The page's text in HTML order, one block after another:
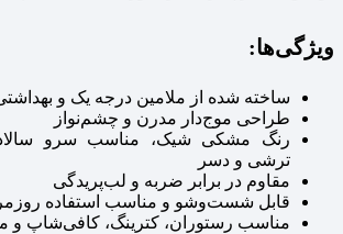
ویژگی‌ها:
ساخته شده از ملامین درجه یک و
طراحی موج‌دار مدرن و چشم‌نواز
رنگ مشکی شیک، مناسب سرو
ترشی و دسر
مقاوم در برابر ضربه و لب‌پریدگی
قابل شست‌وشو و مناسب استفاده
مناسب رستوران، کترینگ، کافی‌شاپ و